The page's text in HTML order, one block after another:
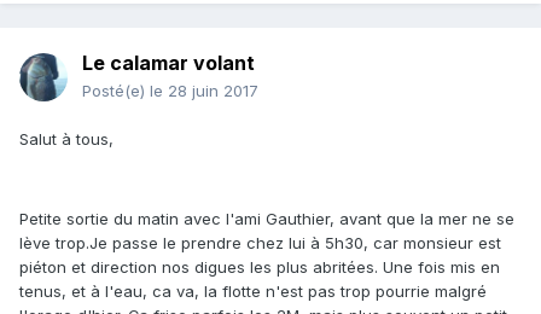
Le calamar volant
Posté(e) le 28 juin 2017
Salut à tous,
Petite sortie du matin avec l'ami Gauthier, avant que la mer ne se
lève trop.Je passe le prendre chez lui à 5h30, car monsieur est
piéton et direction nos digues les plus abritées. Une fois mis en
tenus, et à l'eau, ca va, la flotte n'est pas trop pourrie malgré